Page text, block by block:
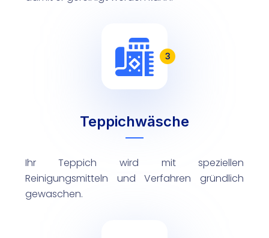
3
Teppichwäsche
Ihr Teppich wird mit speziellen
Reinigungsmitteln und Verfahren gründlich
gewaschen.